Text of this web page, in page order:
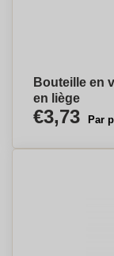
Bouteille en
en liège
€3,73 Par